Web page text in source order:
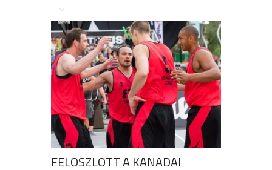
FELOSZLOTT A KANADAI